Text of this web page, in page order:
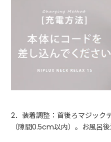
2．装着調整：首後ろマジック
（隙間0.5cm以内）。お風呂